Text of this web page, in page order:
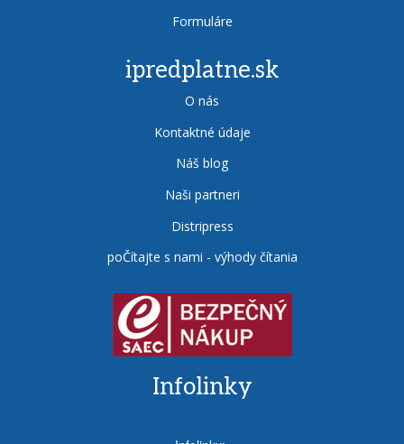
Formuláre
ipredplatne.sk
O nás
Kontaktné údaje
Náš blog
Naši partneri
Distripress
poČítajte s nami - výhody čítania
Infolinky